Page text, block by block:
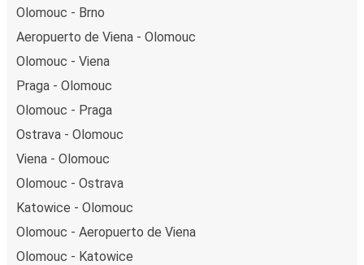
Olomouc - Brno
Aeropuerto de Viena - Olomouc
Olomouc - Viena
Praga - Olomouc
Olomouc - Praga
Ostrava - Olomouc
Viena - Olomouc
Olomouc - Ostrava
Katowice - Olomouc
Olomouc - Aeropuerto de Viena
Olomouc - Katowice